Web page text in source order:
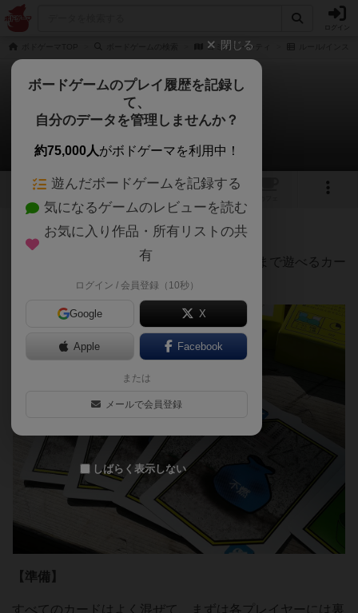
ゴミゴミ・シティ
ゴミゴミ・シティ
Dance Oさんのルール/インスト
13
197名 0名 0 約7年前
ゴミゴミ・シティ上級ルールは2人から4人まで遊べるカー
ドゲームです。
【準備】
すべてのカードはよく混ぜて、まずは各プレイヤーには裏
閉じる
ボードゲームのプレイ履歴を記録し
て、
自分のデータを管理しませんか？
約75,000人がボドゲーマを利用中！
遊んだボードゲームを記録する
気になるゲームのレビューを読む
お気に入り作品・所有リストの共
有
ログイン / 会員登録（10秒）
Google X
Apple Facebook
または
メールで会員登録
しばらく表示しない